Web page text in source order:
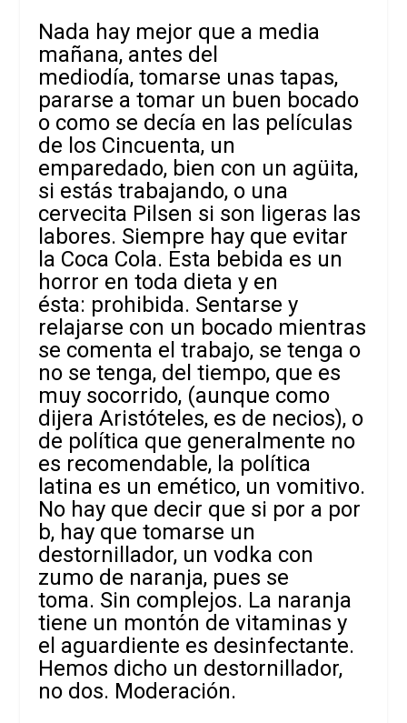
Nada hay mejor que a media
mañana, antes del
mediodía, tomarse unas tapas,
pararse a tomar un buen bocado
o como se decía en las películas
de los Cincuenta, un
emparedado, bien con un agüita,
si estás trabajando, o una
cervecita Pilsen si son ligeras las
labores. Siempre hay que evitar
la Coca Cola. Esta bebida es un
horror en toda dieta y en
ésta: prohibida. Sentarse y
relajarse con un bocado mientras
se comenta el trabajo, se tenga o
no se tenga, del tiempo, que es
muy socorrido, (aunque como
dijera Aristóteles, es de necios), o
de política que generalmente no
es recomendable, la política
latina es un emético, un vomitivo.
No hay que decir que si por a por
b, hay que tomarse un
destornillador, un vodka con
zumo de naranja, pues se
toma. Sin complejos. La naranja
tiene un montón de vitaminas y
el aguardiente es desinfectante.
Hemos dicho un destornillador,
no dos. Moderación.